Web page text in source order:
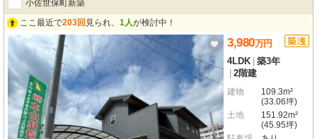
ペースは3台分確保されており、来客時も安心。都市ガス完備、1坪以上の広々
とした浴室には窓があり、快適なバスタイムをお楽しみいただけます。現在の
現してみませんか？ぜひ一度、現地でこの開放感と眺望をご体感ください。ご
案内は随時承っておりますので、お気軽にお問い合わせください。
小佐世保町新築
ここ最近で203回 見られ、 1人が検討中！
3,980万円
4LDK 築3年
2階建
建物
109.3m²
(33.06坪)
土地
151.92m²
(45.95坪)